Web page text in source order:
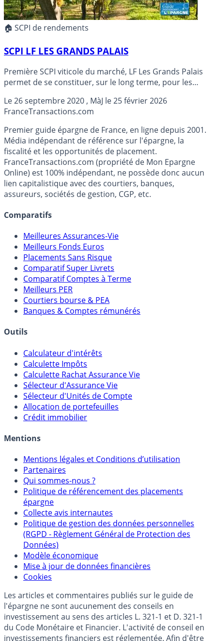
🏠 SCPI de rendements
SCPI LF LES GRANDS PALAIS
Première SCPI viticole du marché, LF Les Grands Palais
permet de se constituer, sur le long terme, pour les
viticole. LF LES GRANDS PALAIS, rendement 2025 de
0.50% brut (TD).
Le26 septembre 2020 , MàJ le25 février 2026
FranceTransactions.com
Premier guide épargne de France, en ligne depuis 2001.
Média indépendant de référence sur l'épargne, la
fiscalité et les opportunités de placement.
FranceTransactions.com (propriété de Mon Epargne
Online) est 100% indépendant, ne possède donc aucun
lien capitalistique avec des courtiers, banques,
assureurs, sociétés de gestion, CGP, etc.
Comparatifs
Meilleures Assurances-Vie
Meilleurs Fonds Euros
Placements Sans Risque
Comparatif Super Livrets
Comparatif Comptes à Terme
Meilleurs PER
Courtiers bourse & PEA
Banques & Comptes rémunérés
Outils
Calculateur d'intérêts
Calculette Impôts
Calculette Rachat Assurance Vie
Sélecteur d'Assurance Vie
Sélecteur d'Unités de Compte
Allocation de portefeuilles
Crédit immobilier
Mentions
Mentions légales et Conditions d’utilisation
Partenaires
Qui sommes-nous ?
Politique de référencement des placements
épargne
Collecte avis internautes
Politique de gestion des données personnelles
(RGPD - Règlement Général de Protection des
Données)
Modèle économique
Mise à jour de données financières
Cookies
Les articles et commentaires publiés sur le guide de
l'épargne ne sont aucunement des conseils en
investissement au sens des articles L. 321-1 et D. 321-1
du Code Monétaire et Financier. L'activité de conseil en
investissements financiers est réglementée. Afin d'être